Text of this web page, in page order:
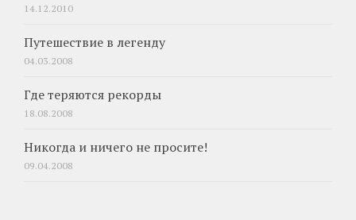
14.12.2010
Путешествие в легенду
04.03.2008
Где теряются рекорды
18.08.2008
Никогда и ничего не просите!
09.04.2008